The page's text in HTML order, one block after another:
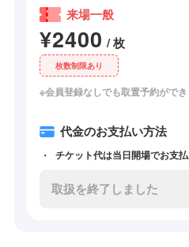
来場一般
¥2400 / 枚
枚数制限あり
※会員登録なしでも取置予約ができ
代金のお支払い方法
チケット代は当日開場でお支払
取扱を終了しました